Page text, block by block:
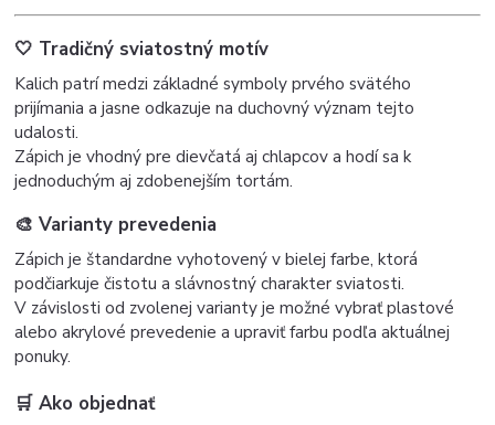
🤍 Tradičný sviatostný motív
Kalich patrí medzi základné symboly prvého svätého
prijímania a jasne odkazuje na duchovný význam tejto
udalosti.
Zápich je vhodný pre dievčatá aj chlapcov a hodí sa k
jednoduchým aj zdobenejším tortám.
🎨 Varianty prevedenia
Zápich je štandardne vyhotovený v bielej farbe, ktorá
podčiarkuje čistotu a slávnostný charakter sviatosti.
V závislosti od zvolenej varianty je možné vybrať plastové
alebo akrylové prevedenie a upraviť farbu podľa aktuálnej
ponuky.
🛒 Ako objednať